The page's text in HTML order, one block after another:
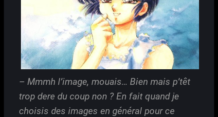
– Mmmh l’image, mouais… Bien mais p’têt
trop dere du coup non ? En fait quand je
choisis des images en général pour ce